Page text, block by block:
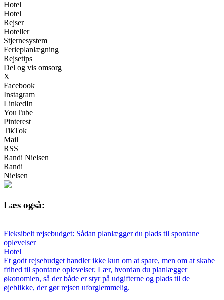
Hotel
Hotel
Rejser
Hoteller
Stjernesystem
Ferieplanlægning
Rejsetips
Del og vis omsorg
X
Facebook
Instagram
LinkedIn
YouTube
Pinterest
TikTok
Mail
RSS
Randi Nielsen
Randi
Nielsen
Læs også:
Fleksibelt rejsebudget: Sådan planlægger du plads til spontane
oplevelser
Hotel
Et godt rejsebudget handler ikke kun om at spare, men om at skabe
frihed til spontane oplevelser. Lær, hvordan du planlægger
økonomien, så der både er styr på udgifterne og plads til de
øjeblikke, der gør rejsen uforglemmelig.